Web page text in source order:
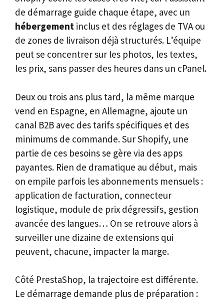
de démarrage guide chaque étape, avec un
hébergement inclus et des réglages de TVA ou
de zones de livraison déjà structurés. L’équipe
peut se concentrer sur les photos, les textes,
les prix, sans passer des heures dans un cPanel.
Deux ou trois ans plus tard, la même marque
vend en Espagne, en Allemagne, ajoute un
canal B2B avec des tarifs spécifiques et des
minimums de commande. Sur Shopify, une
partie de ces besoins se gère via des apps
payantes. Rien de dramatique au début, mais
on empile parfois les abonnements mensuels :
application de facturation, connecteur
logistique, module de prix dégressifs, gestion
avancée des langues… On se retrouve alors à
surveiller une dizaine de extensions qui
peuvent, chacune, impacter la marge.
Côté PrestaShop, la trajectoire est différente.
Le démarrage demande plus de préparation :